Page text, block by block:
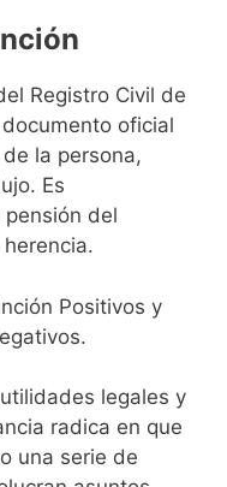
Registro Civil de
oficial
la persona,
Es
del
Positivos y
legales y
radica en que
una serie de